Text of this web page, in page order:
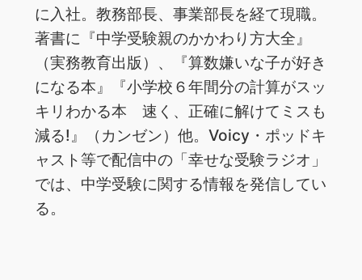
に入社。教務部長、事業部長を経て現職。
著書に『中学受験親のかかわり方大全』
（実務教育出版）、『算数嫌いな子が好き
になる本』『小学校６年間分の計算がスッ
キリわかる本 速く、正確に解けてミスも
減る!』（カンゼン）他。Voicy・ポッドキ
ャスト等で配信中の「幸せな受験ラジオ」
では、中学受験に関する情報を発信してい
る。